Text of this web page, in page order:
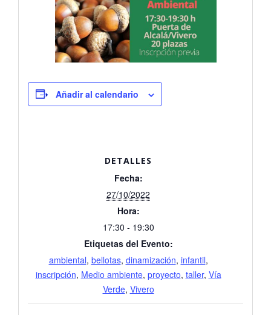
Añadir al calendario
DETALLES
Fecha:
27/10/2022
Hora:
17:30 - 19:30
Etiquetas del Evento:
ambiental, bellotas, dinamización, infantil,
inscripción, Medio ambiente, proyecto, taller, Vía
Verde, Vivero